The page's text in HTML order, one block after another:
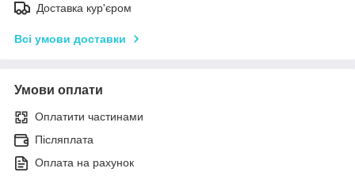
Доставка кур'єром
Всі умови доставки
Умови оплати
Оплатити частинами
Післяплата
Оплата на рахунок